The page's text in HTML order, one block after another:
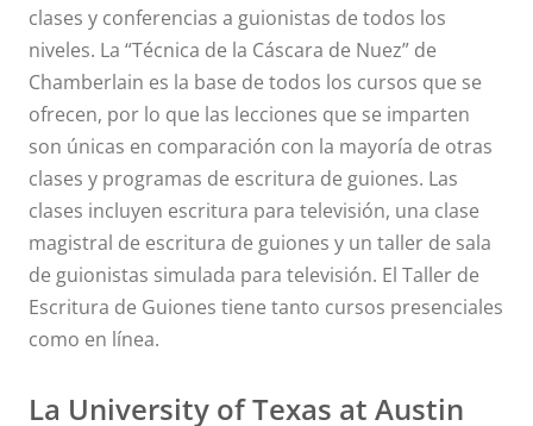
clases y conferencias a guionistas de todos los
niveles. La “Técnica de la Cáscara de Nuez” de
Chamberlain es la base de todos los cursos que se
ofrecen, por lo que las lecciones que se imparten
son únicas en comparación con la mayoría de otras
clases y programas de escritura de guiones. Las
clases incluyen escritura para televisión, una clase
magistral de escritura de guiones y un taller de sala
de guionistas simulada para televisión. El Taller de
Escritura de Guiones tiene tanto cursos presenciales
como en línea.
La University of Texas at Austin